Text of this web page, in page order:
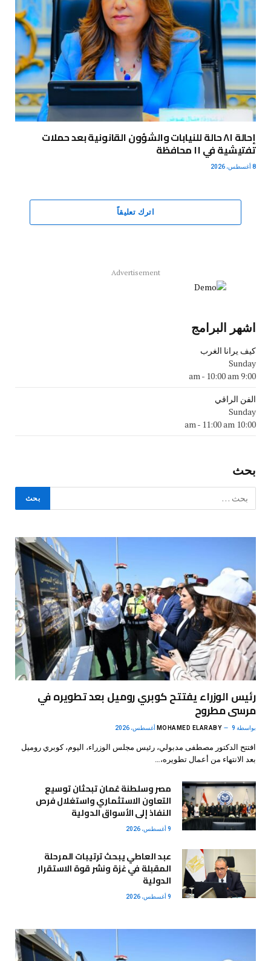
إحالة ٨١ حالة للنيابات والشؤون القانونية بعد حملات
تفتيشية في ١١ محافظة
8 أغسطس، 2026
اترك تعليقاً
Advertisement
اشهر البرامج
كيف يرانا الغرب
Sunday
9:00 am
- 10:00 am
الفن الراقي
Sunday
10:00 am
- 11:00 am
بحث
رئيس الوزراء يفتتح كوبري روميل بعد تطويره في
مرسى مطروح
بواسطة MOHAMED ELARABY 9 أغسطس، 2026
افتتح الدكتور مصطفى مدبولي، رئيس مجلس الوزراء، اليوم، كوبري روميل
بعد الانتهاء من أعمال تطويره،…
مصر وسلطنة عُمان تبحثان توسيع
التعاون الاستثماري واستغلال فرص
النفاذ إلى الأسواق الدولية
9 أغسطس، 2026
عبد العاطي يبحث ترتيبات المرحلة
المقبلة في غزة ونشر قوة الاستقرار
الدولية
9 أغسطس، 2026